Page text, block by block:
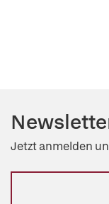
Jetzt anmelden